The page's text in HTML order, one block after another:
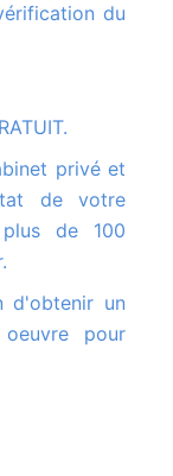
de votre
de 100
pour